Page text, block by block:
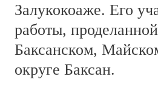
Залукокоаже. Его
работы,
Баксанском,
округе Баксан.